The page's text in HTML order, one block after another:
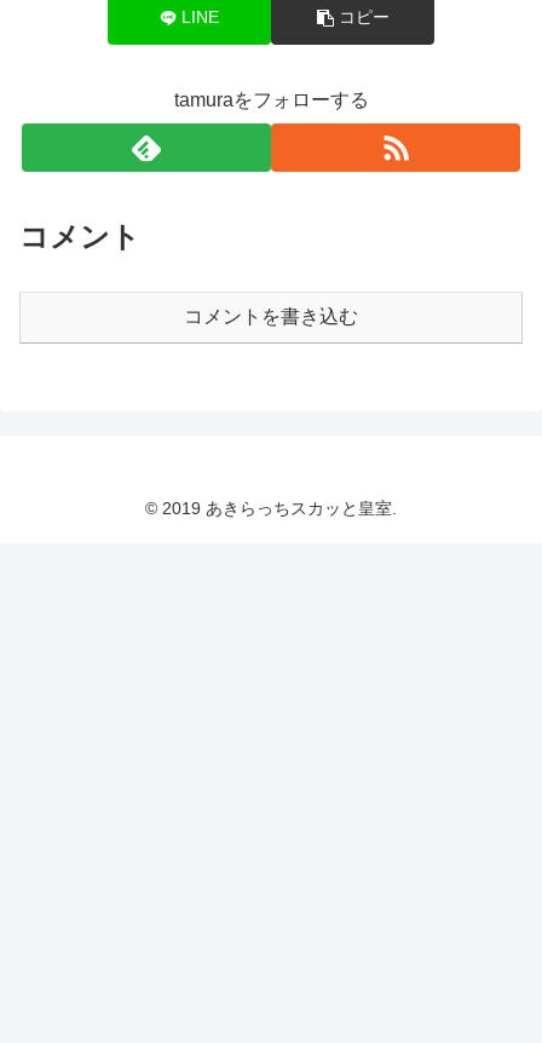
LINE コピー
tamuraをフォローする
コメント
コメントを書き込む
© 2019 あきらっちスカッと皇室.